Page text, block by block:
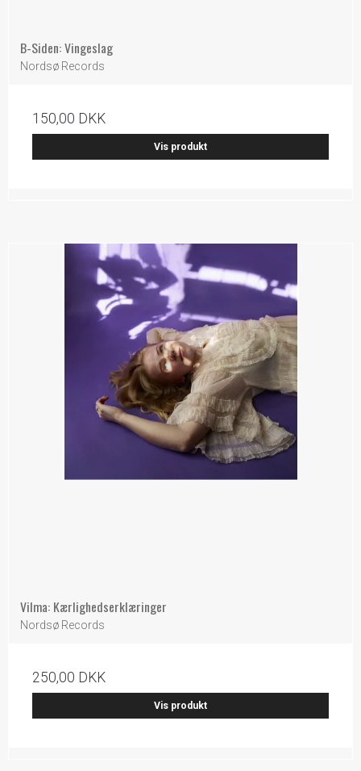
B-Siden: Vingeslag
Nordsø Records
150,00 DKK
Vis produkt
Vilma: Kærlighedserklæringer
Nordsø Records
250,00 DKK
Vis produkt